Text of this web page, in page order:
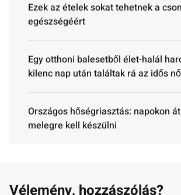
Ezek az ételek sokat tehetnek a
egészségéért
Egy otthoni balesetből élet-halál
kilenc nap után találtak rá az idős
Országos hőségriasztás: napokon
melegre kell készülni
Vélemény, hozzászólás?